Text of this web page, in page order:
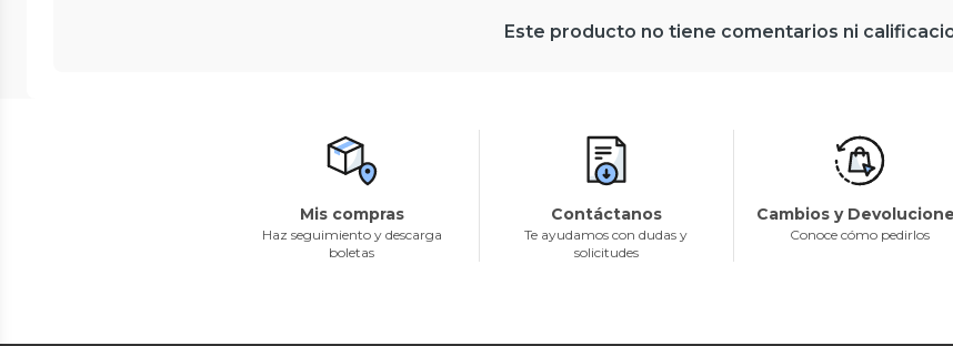
Este producto no tiene comentarios ni
Mis compras
Haz seguimiento y descarga
boletas
Contáctanos
Te ayudamos con dudas y
solicitudes
Cambios y
Conoce cómo pedirlos